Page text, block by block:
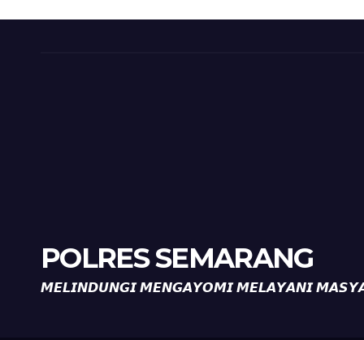
Diajak Aktifkan
POLRES SEMARANG
𝙈𝙀𝙇𝙄𝙉𝘿𝙐𝙉𝙂𝙄 𝙈𝙀𝙉𝙂𝘼𝙔𝙊𝙈𝙄 𝙈𝙀𝙇𝘼𝙔𝘼𝙉𝙄